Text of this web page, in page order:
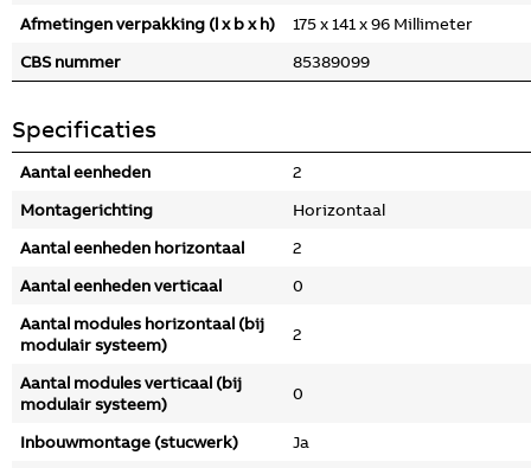
Afmetingen verpakking (l x b x h)
175 x 141 x 96 Millimeter
CBS nummer
85389099
Specificaties
Aantal eenheden
2
Montagerichting
Horizontaal
Aantal eenheden horizontaal
2
Aantal eenheden verticaal
0
Aantal modules horizontaal (bij
modulair systeem)
2
Aantal modules verticaal (bij
modulair systeem)
0
Inbouwmontage (stucwerk)
Ja